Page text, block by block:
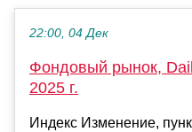
22:00, 04 Дек
Фондовый рынок,
2025 г.
Индекс Изменение,